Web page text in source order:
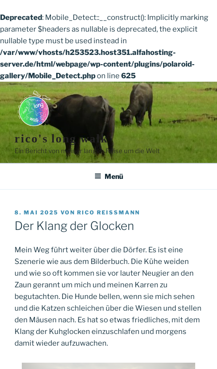
Deprecated: Mobile_Detect::__construct(): Implicitly marking
parameter $headers as nullable is deprecated, the explicit
nullable type must be used instead in
/var/www/vhosts/h253523.host351.alfahosting-
server.de/html/webpage/wp-content/plugins/polaroid-
gallery/Mobile_Detect.phpon line 625
Zum
Inhalt
springen
rico's long walk
Ein Bericht von meiner langen Reise um die Welt
Menü
VERÖFFENTLICHT
AM
8. MAI 2025 VON RICO REISSMANN
Der Klang der Glocken
Mein Weg führt weiter über die Dörfer. Es ist eine
Szenerie wie aus dem Bilderbuch. Die Kühe weiden
und wie so oft kommen sie vor lauter Neugier an den
Zaun gerannt um mich und meinen Karren zu
begutachten. Die Hunde bellen, wenn sie mich sehen
und die Katzen schleichen über die Wiesen und stellen
den Mäusen nach. Es hat so etwas friedliches, mit dem
Klang der Kuhglocken einzuschlafen und morgens
damit wieder aufzuwachen.